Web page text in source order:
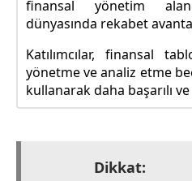
finansal yönetim
dünyasında rekabet
Katılımcılar, finansal
yönetme ve analiz etme
kullanarak daha başarılı
Dikkat: